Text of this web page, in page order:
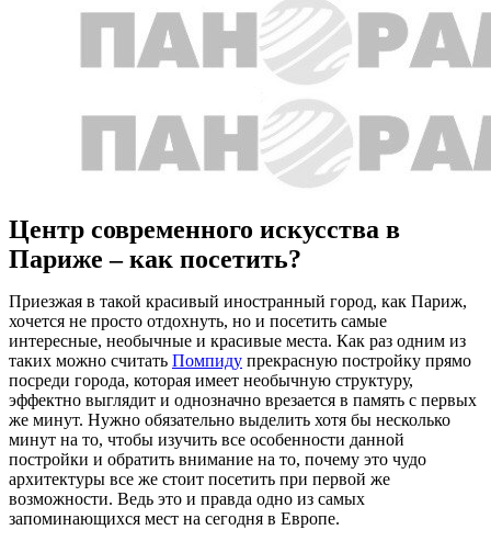
Центр современного искусства в
Париже – как посетить?
Приезжая в такой красивый иностранный город, как Париж,
хочется не просто отдохнуть, но и посетить самые
интересные, необычные и красивые места. Как раз одним из
таких можно считать Помпиду прекрасную постройку прямо
посреди города, которая имеет необычную структуру,
эффектно выглядит и однозначно врезается в память с первых
же минут. Нужно обязательно выделить хотя бы несколько
минут на то, чтобы изучить все особенности данной
постройки и обратить внимание на то, почему это чудо
архитектуры все же стоит посетить при первой же
возможности. Ведь это и правда одно из самых
запоминающихся мест на сегодня в Европе.